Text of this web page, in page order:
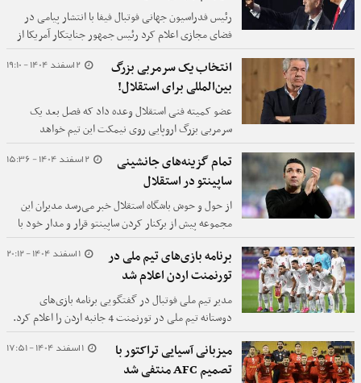
رئیس فدراسیون جهانی فوتبال فیفا با انتشار پیامی در
فضای مجازی اعلام کرد رئیس جمهور جنایتکار آمریکا از
حضور تیم ملی ایران در جام جهانی ۲۰۲۶ استقبال می
کند.
2 اسفند 1404 - 19:10
انتخاب یک سرمربی بزرگ
بین‌المللی برای استقلال!
عضو کمیته فنی استقلال وعده داد که فصل بعد یک
سرمربی بزرگ اروپایی روی نیمکت این تیم خواهد
نشست.
2 اسفند 1404 - 15:36
تمام گزینه‌های جانشینی
ساپینتو در استقلال
از حول و حوش باشگاه استقلال خبر می‌رسد مدیران این
مجموعه پیش از برکنار کردن ساپینتو قرار و مدار خود با
گزینه جایگزینی او را نهایی کردند.
1 اسفند 1404 - 20:12
برنامه بازی‌های تیم ملی در
تورنمنت اردن اعلام شد
مدیر تیم ملی فوتبال در گفتگویی برنامه بازی‌های
دوستانه تیم ملی در تورنمنت 4 جانبه اردن را اعلام کرد.
1 اسفند 1404 - 17:51
میزبانی آسیایی تراکتور با
تصمیم AFC منتفی شد